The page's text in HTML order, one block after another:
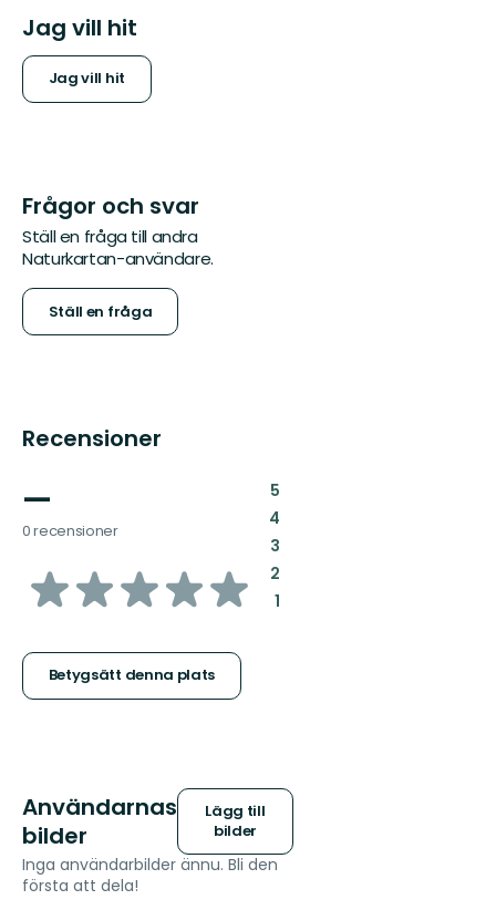
Jag vill hit
Jag vill hit
Frågor och svar
Ställ en fråga till andra
Naturkartan-användare.
Ställ en fråga
Recensioner
—
0 recensioner
av
stjärnor
Betygsätt denna plats
5:
4:
3:
2:
1:
Användarnas
bilder
Lägg till
bilder
Inga användarbilder ännu. Bli den
första att dela!